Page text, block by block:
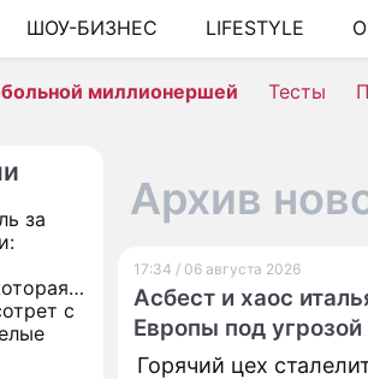
ШОУ-БИЗНЕС LIFESTYLE
миллионершей Тесты
за
с
Архив
17:34 / 06 августа 2026
Асбест и хаос
Европы под
Горячий цех